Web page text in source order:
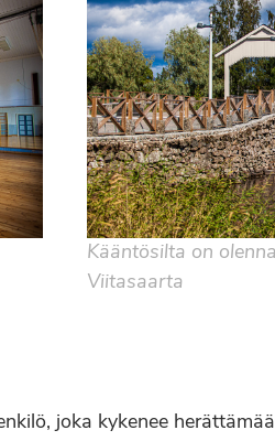
Kääntösilta on
Viitasaarta
joka kykenee